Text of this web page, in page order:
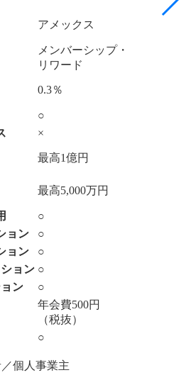
アメックス
メンバーシップ・
リワード
0.3％
○
×
最高1億円
最高5,000万円
○
ョン
○
ョン
○
ョン ○
ン
○
年会費500円
（税抜）
○
個人事業主